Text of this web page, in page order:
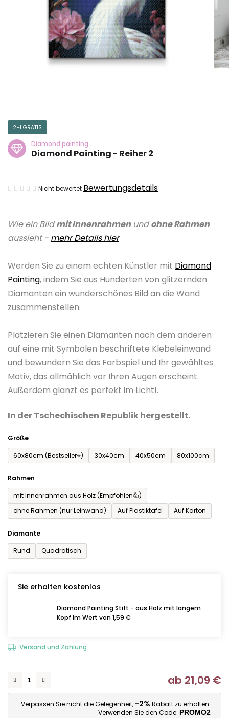
Wie ein Bildmit Innenrahmenundohne Rahmen
aussieht - mehr Details hier
Werden Sie zu einem echten Künstler mit Diamond
Painting, indem Sie aus Hunderten von glitzernden
Diamanten ein wunderschönes Bild an die Wand
zusammenstellen.
Platzieren Sie einen Diamanten nach dem anderen
auf eine mit Symbolen beschriftete Klebeleinwand
und bewundern Sie das Farbspiel und Ihr gewähltes
Motiv, das allmählich vor Ihren Augen erscheint.
Außerdem glänzt es perfekt im Licht!.
In der Tschechischen Republik hergestellt.
Größe
60x80cm (Bestseller⭐)
30x40cm 40x50cm 80x100cm
Rahmen
mit Innenrahmen aus Holz (Empfohlen👍)
ohne Rahmen (nur Leinwand)
Auf Plastiktafel Auf Karton
Diamante
Rund
Quadratisch
Sie erhalten kostenlos
Diamond Painting Stift - aus Holz mit langem
Kopf Im Wert von 1,59 €
Versand und Zahlung
ab 21,09 €
Verpassen Sie nicht die Gelegenheit, -2% Rabatt zu erhalten.
Verwenden Sie den Code: PROMO2
2+1 GRATIS
Diamond painting
Diamond Painting - Reiher 2
Die
ist
0,0
5
Sternen.
Nicht bewertet Bewertungsdetails